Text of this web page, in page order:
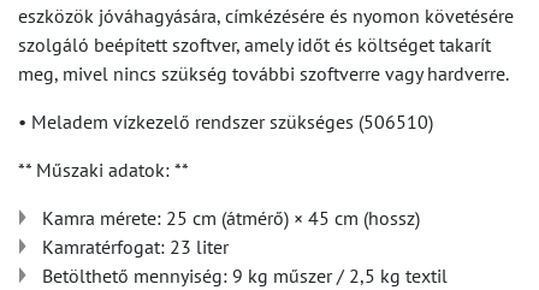
eszközök jóváhagyására, címkézésére és nyomon követésére
szolgáló beépített szoftver, amely időt és költséget takarít
meg, mivel nincs szükség további szoftverre vagy hardverre.
• Meladem vízkezelő rendszer szükséges (506510)
** Műszaki adatok: **
Kamra mérete: 25 cm (átmérő) × 45 cm (hossz)
Kamratérfogat: 23 liter
Betölthető mennyiség: 9 kg műszer / 2,5 kg textil